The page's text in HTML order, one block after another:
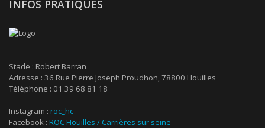
INFOS PRATIQUES
Stade : Robert Barran
Adresse : 36 Rue Pierre Joseph Proudhon, 78800 Houilles
Téléphone : 01 39 68 81 18
Instagram : roc_hc
Facebook : ROC Houilles / Carrières sur seine